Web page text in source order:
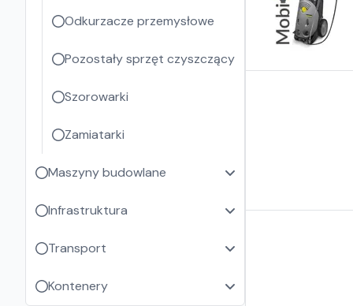
Odkurzacze przemysłowe
Pozostały sprzęt czyszczący
Szorowarki
Zamiatarki
Maszyny budowlane
Infrastruktura
Transport
Kontenery